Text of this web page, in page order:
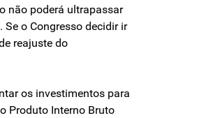
não poderá ultrapassar
o Congresso decidir ir
reajuste do
os investimentos para
Produto Interno Bruto